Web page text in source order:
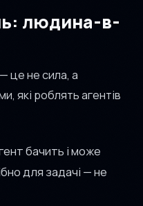
людина-в-
це не сила, а
які роблять агентів
бачить і може
для задачі — не